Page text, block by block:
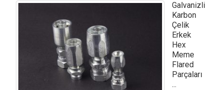
Galvanizli
Karbon
Çelik
Erkek
Hex
Meme
Flared
Parçaları
...